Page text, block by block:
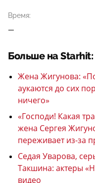
Время:
—
Больше на Starhit:
Жена Жигунова:
аукаются до сих
ничего»
«Господи! Какая
жена Сергея
переживает из-за
Седая Уварова,
Такшина: актеры
видео